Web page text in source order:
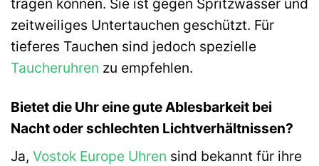
tragen können. Sie ist gegen Spritzwasser und
zeitweiliges Untertauchen geschützt. Für
tieferes Tauchen sind jedoch spezielle
Taucheruhren zu empfehlen.
Bietet die Uhr eine gute Ablesbarkeit bei
Nacht oder schlechten Lichtverhältnissen?
Ja, Vostok Europe Uhren sind bekannt für ihre